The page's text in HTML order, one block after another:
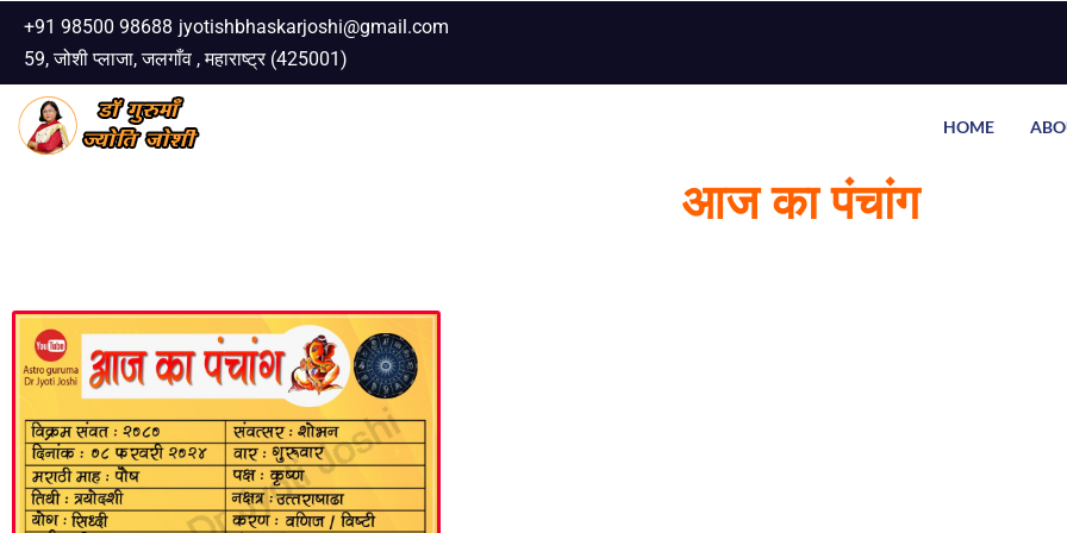
Skip
to
content
+91 98500 98688 jyotishbhaskarjoshi@gmail.com
59, जोशी प्लाजा, जलगाँव , महाराष्ट्र (425001)
HOME
आज का पंचांग